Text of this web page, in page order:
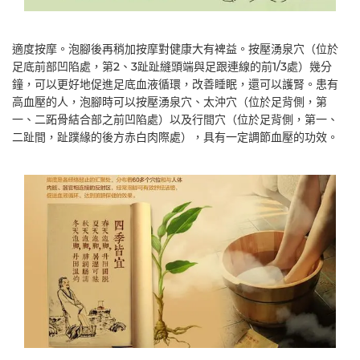
適度按摩。泡腳後再稍加按摩對健康大有裨益。按壓湧泉穴（位於
足底前部凹陷處，第2、3趾趾縫頭端與足跟連線的前1/3處）幾分
鐘，可以更好地促進足底血液循環，改善睡眠，還可以護腎。患有
高血壓的人，泡腳時可以按壓湧泉穴、太沖穴（位於足背側，第
一、二跖骨結合部之前凹陷處）以及行間穴（位於足背側，第一、
二趾間，趾蹼緣的後方赤白肉際處），具有一定調節血壓的功效。